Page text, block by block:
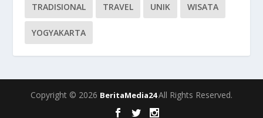
TRADISIONAL TRAVEL UNIK WISATA
YOGYAKARTA
Copyright © 2026 BeritaMedia24All Rights Reserved.